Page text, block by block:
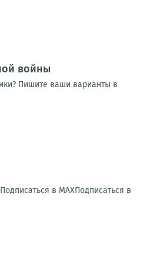
войны
Пишите ваши варианты в
в МАХПодписаться в